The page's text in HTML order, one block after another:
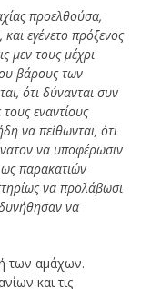
προελθούσα,
εγένετο πρόξενος
μεν τους μέχρι
βάρους των
ότι δύνανται συν
εναντίους
να πείθωνται, ότι
να υποφέρωσιν
ως παρακατιών
να προλάβωσι
να
των αμάχων.
και τις